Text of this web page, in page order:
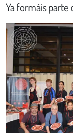
Ya formáis parte